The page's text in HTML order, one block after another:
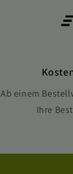
Ab einem
Ihre